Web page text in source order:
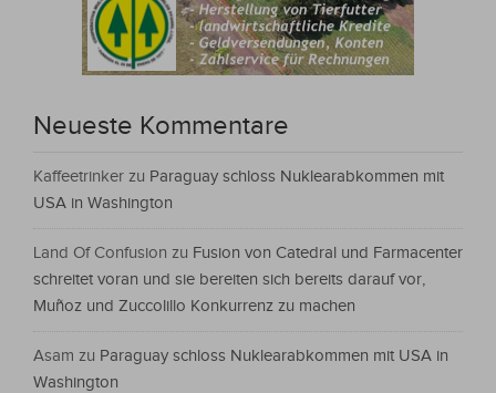
Neueste Kommentare
Kaffeetrinker zu Paraguay schloss Nuklearabkommen mit
USA in Washington
Land Of Confusion zu Fusion von Catedral und Farmacenter
schreitet voran und sie bereiten sich bereits darauf vor,
Muñoz und Zuccolillo Konkurrenz zu machen
Asam zu Paraguay schloss Nuklearabkommen mit USA in
Washington